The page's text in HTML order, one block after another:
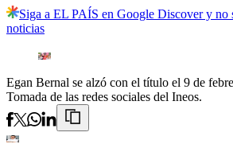
Siga a EL PAÍS en Google Discover y no
noticias
Egan Bernal se alzó con el título el 9 de
Tomada de las redes sociales del Ineos.